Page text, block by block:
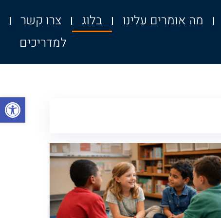
פתח
מה אומרים עלינו בלוג
צרו קשר
למדריכים